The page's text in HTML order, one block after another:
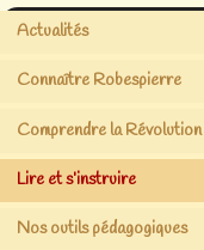
Actualités
Connaître Robespierre
Comprendre la Révolution
Lire et s’instruire
Nos outils pédagogiques